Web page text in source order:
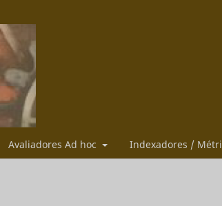
Avaliadores Ad hoc Indexadores /